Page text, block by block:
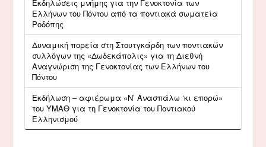
Εκδηλώσεις μνήμης για την Γενοκτονία των
Ελλήνων του Πόντου από τα ποντιακά σωματεία
Ροδόπης
Δυναμική πορεία στη Στουτγκάρδη των ποντιακών
συλλόγων της «Δωδεκάπολις» για τη Διεθνή
Αναγνώριση της Γενοκτονίας των Ελλήνων του
Πόντου
Εκδήλωση – αφιέρωμα «Ν’ Ανασπάλω ‘κι επορώ»
του ΥΜΑΘ για τη Γενοκτονία του Ποντιακού
Ελληνισμού